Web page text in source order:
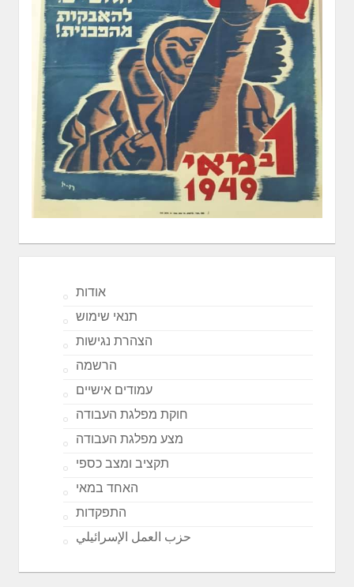
אודות
תנאי שימוש
הצהרת נגישות
הרשמה
עמודים אישיים
חוקת מפלגת העבודה
מצע מפלגת העבודה
תקציב ומצב כספי
האחד במאי
התפקדות
حزب العمل الإسرائيلي